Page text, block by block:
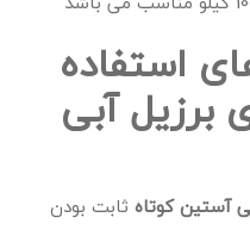
استفاده
برزیل آبی
آستین کوتاه ثابت بودن